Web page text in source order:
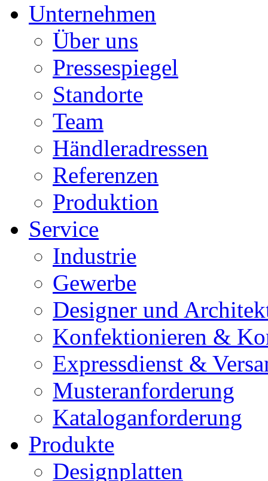
Unternehmen
Über uns
Pressespiegel
Standorte
Team
Händleradressen
Referenzen
Produktion
Service
Industrie
Gewerbe
Designer und
Konfektionieren &
Expressdienst &
Musteranforderung
Kataloganforderung
Produkte
Designplatten